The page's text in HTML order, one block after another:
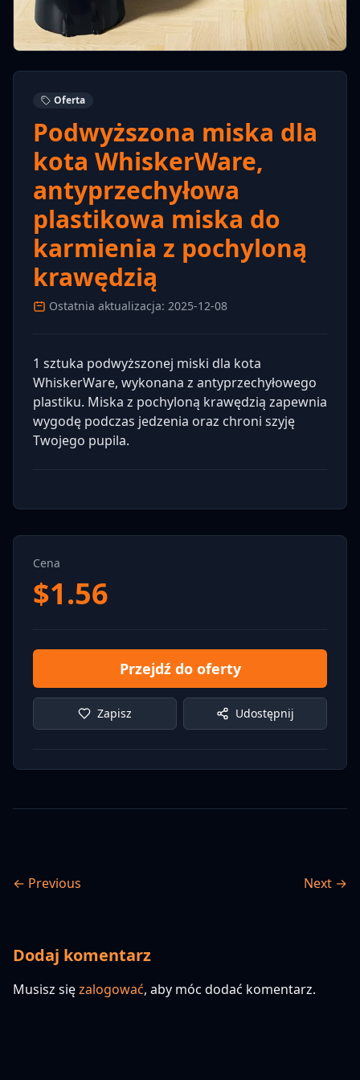
Oferta
Podwyższona miska dla
kota WhiskerWare,
antyprzechyłowa
plastikowa miska do
karmienia z pochyloną
krawędzią
Ostatnia aktualizacja: 2025-12-08
1 sztuka podwyższonej miski dla kota
WhiskerWare, wykonana z antyprzechyłowego
plastiku. Miska z pochyloną krawędzią zapewnia
wygodę podczas jedzenia oraz chroni szyję
Twojego pupila.
Cena
$1.56
Przejdź do oferty
Zapisz Udostępnij
← Previous Next →
Dodaj komentarz
Musisz sięzalogować, aby móc dodać komentarz.